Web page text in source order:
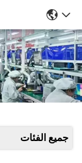
جميع الفئات